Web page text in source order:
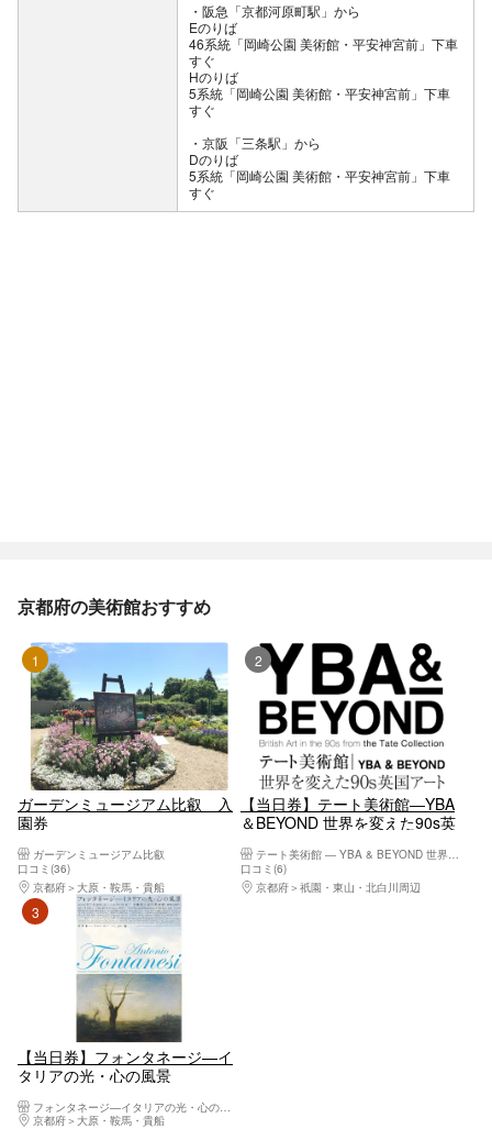
・阪急「京都河原町駅」から
Eのりば
46系統「岡崎公園 美術館・平安神宮前」下車
すぐ
Hのりば
5系統「岡崎公園 美術館・平安神宮前」下車
すぐ
・京阪「三条駅」から
Dのりば
5系統「岡崎公園 美術館・平安神宮前」下車
すぐ
京都府の美術館おすすめ
ガーデンミュージアム比叡 入
園券
ガーデンミュージアム比叡
口コミ(36)
京都府
大原・鞍馬・貴船
2位
【当日券】テート美術館―YBA
＆BEYOND 世界を変えた90s英
テート美術館 ― YBA & BEYOND 世界を変えた90s英国アート
口コミ(6)
京都府
祇園・東山・北白川周辺
3位
【当日券】フォンタネージ—イ
タリアの光・心の風景
京都府
大原・鞍馬・貴船